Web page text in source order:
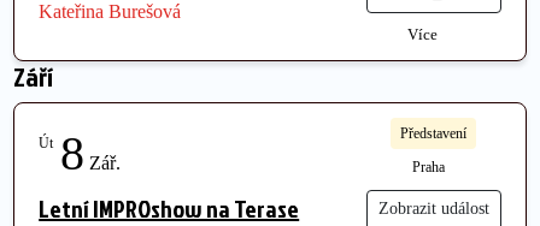
Kateřina Burešová
Více
Září
Út 8 Zář.
Představení
Praha
Letní IMPROshow na Terase
Zobrazit událost